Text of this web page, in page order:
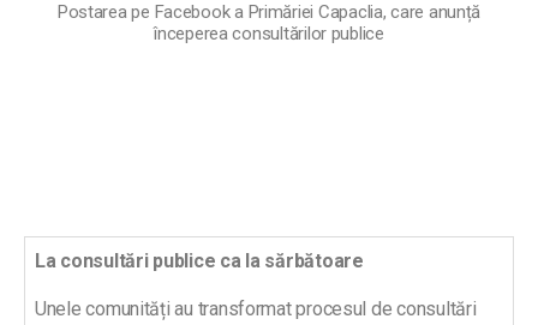
Postarea pe Facebook a Primăriei Capaclia, care anunță
începerea consultărilor publice
La consultări publice ca la sărbătoare
Unele comunități au transformat procesul de consultări